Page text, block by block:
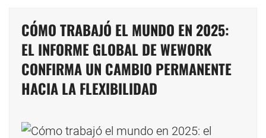
CÓMO TRABAJÓ EL MUNDO EN 2025:
EL INFORME GLOBAL DE WEWORK
CONFIRMA UN CAMBIO PERMANENTE
HACIA LA FLEXIBILIDAD